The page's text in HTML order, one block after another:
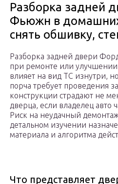
Разборка задней
Фьюжн в домашних
снять обшивку,
Разборка задней двери
при ремонте или
влияет на вид ТС изнутри,
порча требует проведения
конструкции страдают не
дверца, если владелец авто
Риск на неудачный
детальном изучении
материала и алгоритма
Что представляет